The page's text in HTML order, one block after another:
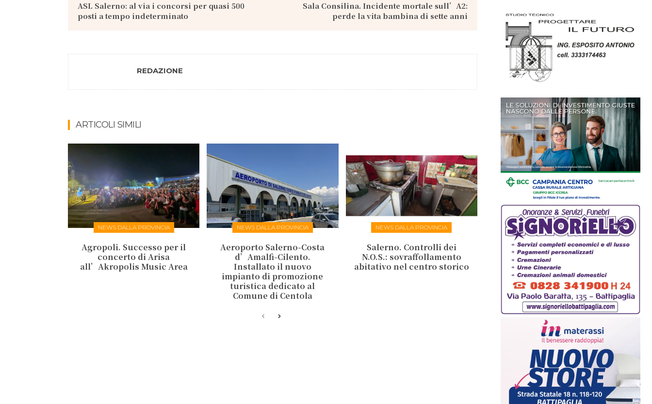
ASL Salerno: al via i concorsi per quasi 500
posti a tempo indeterminato
Sala Consilina. Incidente mortale sull’A2:
perde la vita bambina di sette anni
REDAZIONE
ARTICOLI SIMILI
NEWS DALLA PROVINCIA
Agropoli. Successo per il
concerto di Arisa
all’Akropolis Music Area
NEWS DALLA PROVINCIA
Aeroporto Salerno-Costa
d’Amalfi-Cilento.
Installato il nuovo
impianto di promozione
turistica dedicato al
Comune di Centola
NEWS DALLA PROVINCIA
Salerno. Controlli dei
N.O.S.: sovraffollamento
abitativo nel centro storico